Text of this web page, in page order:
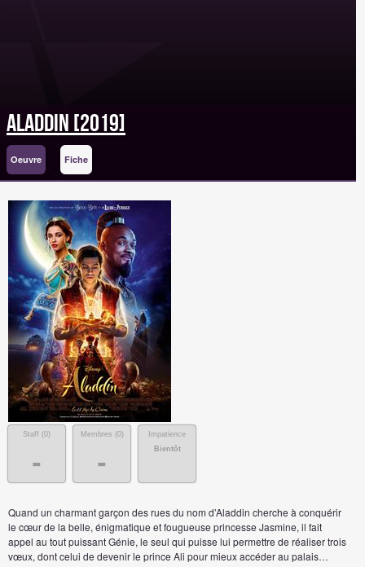
Aladdin [2019]
Oeuvre Fiche
Staff (0)
-
Membres (0)
-
Impatience
Bientôt
Quand un charmant garçon des rues du nom d’Aladdin cherche à conquérir
le cœur de la belle, énigmatique et fougueuse princesse Jasmine, il fait
appel au tout puissant Génie, le seul qui puisse lui permettre de réaliser trois
vœux, dont celui de devenir le prince Ali pour mieux accéder au palais…